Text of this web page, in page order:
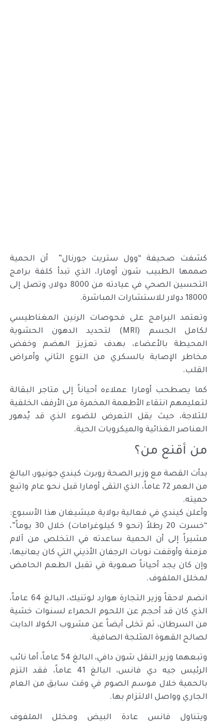
كشفت صحيفة “وول ستريت جورنال” أن الحمية
صممها الطبيب شون أومارا، الذي تبدأ كلفة برامج
التحسين الصحي في عيادته من 8000 دولار، وتصل إلى
18000 دولار للاستشارات المباشرة.
وتعتمد البرامج على فحوصات الرنين المغناطيسي
لكامل الجسم (MRI) لتحديد الدهون الحشوية
المحيطة بالأعضاء، بهدف تعزيز الهضم وخفض
مخاطر الإصابة بالسكري من النوع الثاني وأمراض
القلب.
كما يصطحب أومارا عملاءه أحياناً إلى متاجر البقالة
لتعليمهم انتقاء الأطعمة المخمرة من الأرفف الخلفية
للثلاجة، حيث يقل التعرض للضوء الذي قد يُدهور
العناصر الغذائية والميكروبات الحية.
من أقنع من؟
بدأت القصة مع وزير الصحة روبرت كيندي جونيور، البالغ
من العمر 72 عاماً، الذي التقى أومارا قبل نحو عام واتبع
حميته.
وأعلن كيندي في فعالية بولاية ميشيغان هذا الأسبوع:
“خسرت 20 رطلاً (نحو 9 كيلوغرامات) خلال 30 يوماً”،
مشيراً إلى أن الحمية ساعدته في التخلص من آلام
مزمنة وأوقفت نوبات الرجفان الأذيني التي كان يعانيها،
وإن كان يجد أحياناً صعوبة في تقبل الطعم الحامض
لمخلل الملفوف.
انضم لاحقاً وزير التجارة هوارد لوتنيك، البالغ 64 عاماً،
الذي كان قد أحجم عن اللحوم الحمراء لسنوات خشية
من السرطان، ثم تخلى أيضاً عن مشروب الكولا الدايت
لصالح القهوة المثلجة الصافية.
وتبعهما وزير النقل شون دافي، البالغ 54 عاماً، أما نائب
الرئيس جيه دي فانس، البالغ 41 عاماً، فقد التزم
بالحمية خلال موسم الصوم في وقت سابق من العام
الجاري وواصل الالتزام بها.
ويتناول فانس عادة البيض ومخلل الملفوف